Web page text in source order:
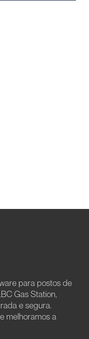
para postos de
Gas Station,
e segura.
melhoramos a